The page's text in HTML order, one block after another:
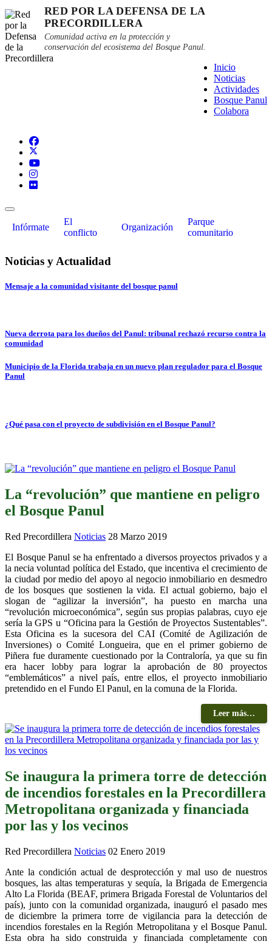
RED POR LA DEFENSA DE LA
PRECORDILLERA
Comunidad activa en la protección y
conservación del ecosistema del Bosque Panul.
Inicio
Noticias
Actividades
Bosque Panul
Colabora
Infórmate
El
conflicto
Organización
Parque
comunitario
Noticias y Actualidad
Mensaje a la comunidad visitante del bosque panul
Nueva derrota para los dueños del Panul: tribunal rechazó recurso contra la
comunidad
Municipio de la Florida trabaja en un nuevo plan regulador para el Bosque
Panul
¿Qué pasa con el proyecto de subdivisión en el Bosque Panul?
La “revolución” que mantiene en peligro
el Bosque Panul
Red Precordillera Noticias 28 Marzo 2019
El Bosque Panul se ha enfrentado a diversos proyectos privados y a
la necia voluntad política del Estado, que incentiva el crecimiento de
la ciudad por medio del apoyo al negocio inmobiliario en desmedro
de los bosques que sostienen la vida. El actual gobierno, bajo el
slogan de “agilizar la inversión”, ha puesto en marcha una
“revolución microeconómica”, según sus propias palabras, cuyo eje
sería la GPS u “Oficina para la Gestión de Proyectos Sustentables”.
Esta Oficina es la sucesora del CAI (Comité de Agilización de
Inversiones) o Comité Longueira, que en el primer gobierno de
Piñera fue duramente cuestionado por la Contraloría, ya que su fin
era hacer lobby para lograr la aprobación de 80 proyectos
“emblemáticos” a nivel país, entre ellos, el proyecto inmobiliario
pretendido en el Fundo El Panul, en la comuna de la Florida.
Leer más…
Se inaugura la primera torre de detección
de incendios forestales en la Precordillera
Metropolitana organizada y financiada
por las y los vecinos
Red Precordillera Noticias 02 Enero 2019
Ante la condición actual de desprotección y mal uso de nuestros
bosques, las altas temperaturas y sequía, la Brigada de Emergencia
Alto La Florida (BEAF, primera Brigada Forestal de Voluntarios del
país), junto con la comunidad organizada, inauguró el pasado mes
de diciembre la primera torre de vigilancia para la detección de
incendios forestales en la Región Metropolitana y el Bosque Panul.
Esta obra ha sido construida y financiada completamente con